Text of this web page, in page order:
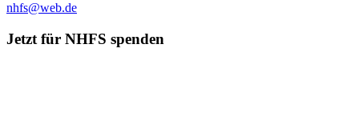
nhfs@web.de
Jetzt für NHFS spenden